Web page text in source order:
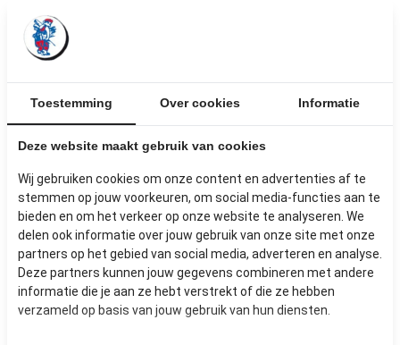
Is de maat niet geschikt? Geen enkel probleem,
wij kunnen de deuren naar de gewenste maat
maken!
Op de tweede verdieping hebben we al onze
deuren met bijzonder glas staan of hangen in de
waaier. Hier kan gemakkelijk door de deuren
gebladerd worden, zonder de deuren te
deuren hebben we een vlakke deur achter het
glas gezet om zo goed mogelijk het glas vast
te kunnen leggen. Wil je de deur in volle pracht
zien? Kom langs in de winkel om elk detail met
eigen ogen te bekijken.
Toestemming Over cookies Informatie
Deze website maakt gebruik van cookies
Wij gebruiken cookies om onze content en advertenties af te
stemmen op jouw voorkeuren, om social media-functies aan te
bieden en om het verkeer op onze website te analyseren. We
delen ook informatie over jouw gebruik van onze site met onze
partners op het gebied van social media, adverteren en analyse.
Deze partners kunnen jouw gegevens combineren met andere
informatie die je aan ze hebt verstrekt of die ze hebben
verzameld op basis van jouw gebruik van hun diensten.